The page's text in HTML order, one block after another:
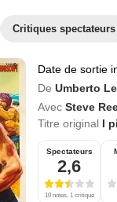
Critiques spectateurs
Date de sortie
De Umberto
Avec Steve
Titre original I
Spectateurs
2,6
10 notes, 1 critique